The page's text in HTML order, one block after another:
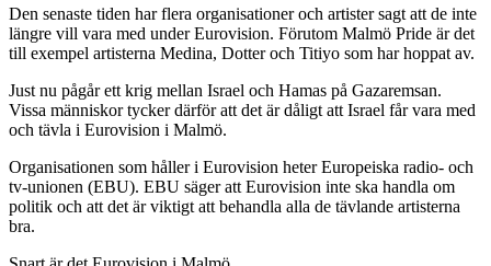
Den senaste tiden har flera organisationer och artister sagt att de inte
längre vill vara med under Eurovision. Förutom Malmö Pride är det
till exempel artisterna Medina, Dotter och Titiyo som har hoppat av.
Just nu pågår ett krig mellan Israel och Hamas på Gazaremsan.
Vissa människor tycker därför att det är dåligt att Israel får vara med
och tävla i Eurovision i Malmö.
Organisationen som håller i Eurovision heter Europeiska radio- och
tv-unionen (EBU). EBU säger att Eurovision inte ska handla om
politik och att det är viktigt att behandla alla de tävlande artisterna
bra.